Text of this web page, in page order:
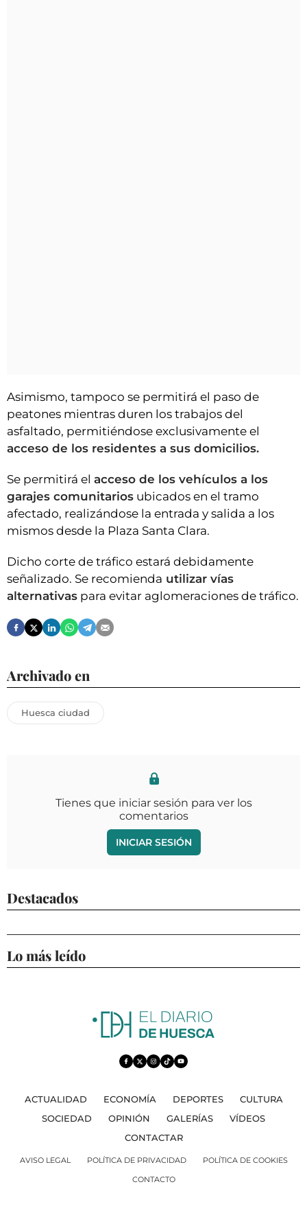
Asimismo, tampoco se permitirá el paso de
peatones mientras duren los trabajos del
asfaltado, permitiéndose exclusivamente el
acceso de los residentes a sus domicilios.
Se permitirá el acceso de los vehículos a los
garajes comunitarios ubicados en el tramo
afectado, realizándose la entrada y salida a los
mismos desde la Plaza Santa Clara.
Dicho corte de tráfico estará debidamente
señalizado. Se recomienda utilizar vías
alternativas para evitar aglomeraciones de tráfico.
Archivado en
Huesca ciudad
Tienes que iniciar sesión para ver los
comentarios
INICIAR SESIÓN
Destacados
Lo más leído
ACTUALIDAD ECONOMÍA DEPORTES
CULTURA
SOCIEDAD
OPINIÓN GALERÍAS
VÍDEOS
CONTACTAR
AVISO LEGAL POLÍTICA DE PRIVACIDAD
POLÍTICA DE COOKIES
CONTACTO